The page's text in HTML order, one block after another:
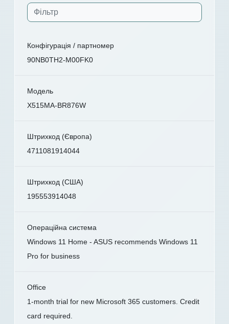
Конфігурація / партномер
90NB0TH2-M00FK0
Модель
X515MA-BR876W
Штрихкод (Європа)
4711081914044
Штрихкод (США)
195553914048
Операційна система
Windows 11 Home - ASUS recommends Windows 11
Pro for business
Office
1-month trial for new Microsoft 365 customers. Credit
card required.